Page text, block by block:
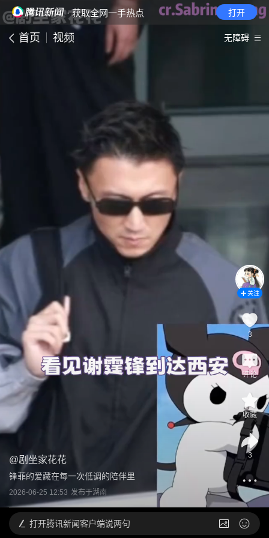
· 获取全网一手热点 打开
首页 视频 无障碍
@剧坐家花花
锋菲的爱藏在每一次低调的陪伴里
2026-06-25 12:53 发布于湖南
关注
3
评论
收藏
3
打开腾讯新闻客户端说两句